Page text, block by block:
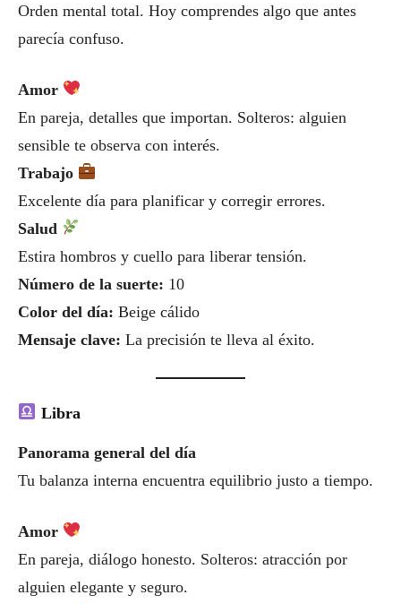
Orden mental total. Hoy comprendes algo que antes
parecía confuso.
Amor
En pareja, detalles que importan. Solteros: alguien
sensible te observa con interés.
Trabajo
Excelente día para planificar y corregir errores.
Salud
Estira hombros y cuello para liberar tensión.
Número de la suerte: 10
Color del día: Beige cálido
Mensaje clave: La precisión te lleva al éxito.
Libra
Panorama general del día
Tu balanza interna encuentra equilibrio justo a tiempo.
Amor
En pareja, diálogo honesto. Solteros: atracción por
alguien elegante y seguro.